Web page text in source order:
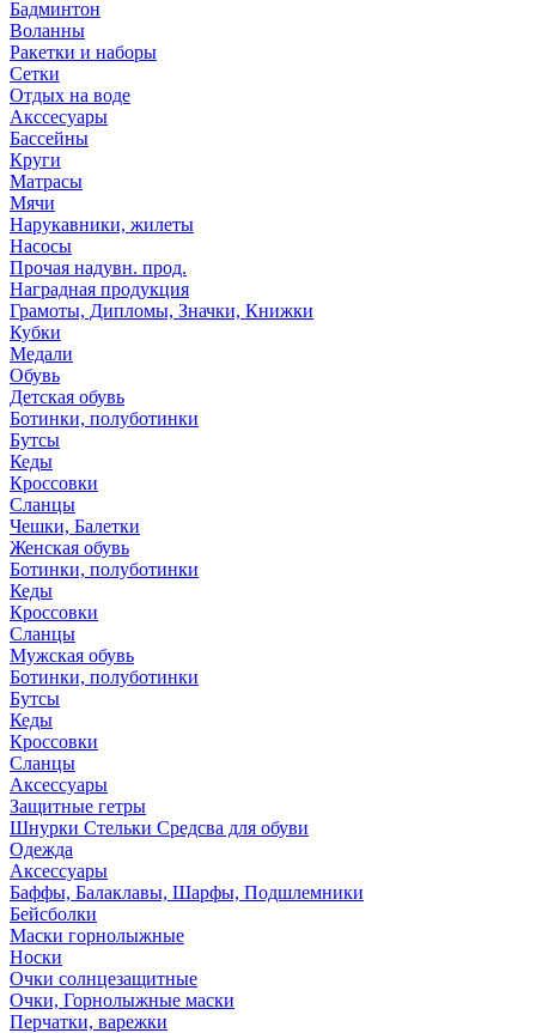
Бадминтон
Воланны
Ракетки и наборы
Сетки
Отдых на воде
Акссесуары
Бассейны
Круги
Матрасы
Мячи
Нарукавники, жилеты
Насосы
Прочая надувн. прод.
Наградная продукция
Грамоты, Дипломы, Значки, Книжки
Кубки
Медали
Обувь
Детская обувь
Ботинки, полуботинки
Бутсы
Кеды
Кроссовки
Сланцы
Чешки, Балетки
Женская обувь
Ботинки, полуботинки
Кеды
Кроссовки
Сланцы
Мужская обувь
Ботинки, полуботинки
Бутсы
Кеды
Кроссовки
Сланцы
Аксессуары
Защитные гетры
Шнурки Стельки Средсва для обуви
Одежда
Аксессуары
Баффы, Балаклавы, Шарфы, Подшлемники
Бейсболки
Маски горнолыжные
Носки
Очки солнцезащитные
Очки, Горнолыжные маски
Перчатки, варежки